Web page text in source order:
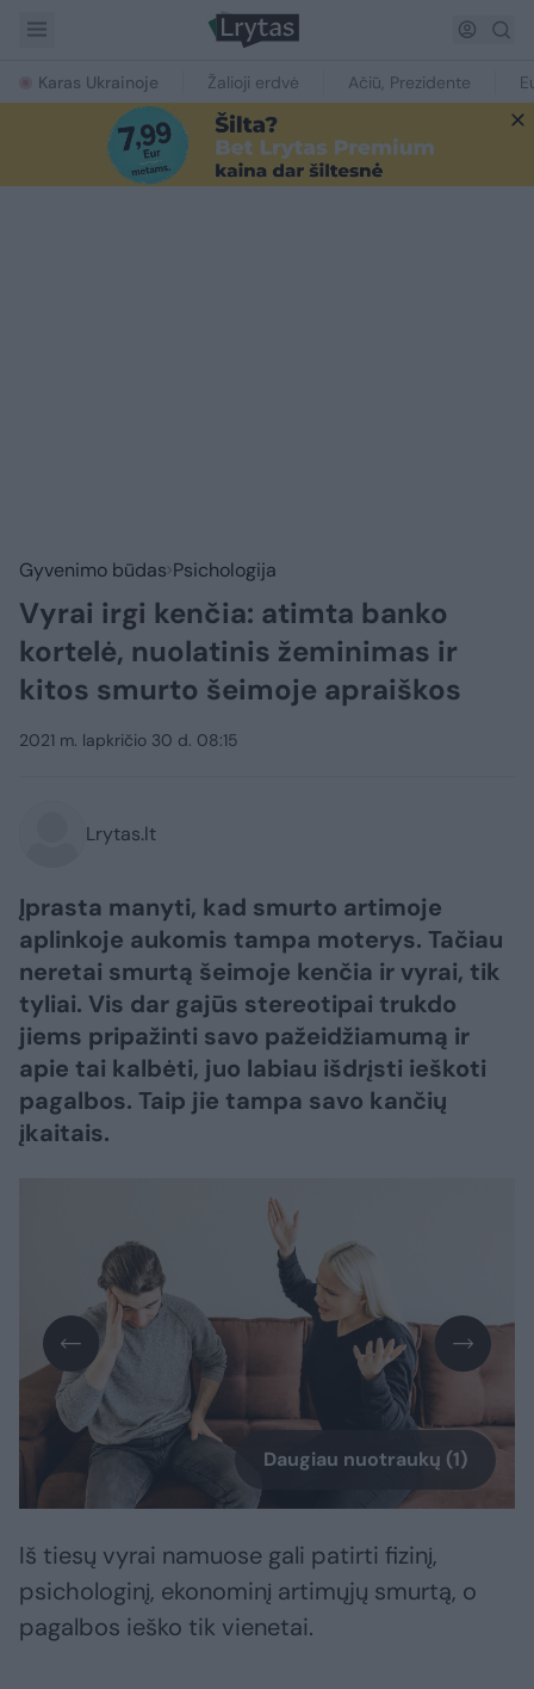
Karas Ukrainoje Žalioji erdvė Ačiū, Prezidente
Gyvenimo būdas Psichologija
Vyrai irgi kenčia: atimta banko
kortelė, nuolatinis žeminimas ir
kitos smurto šeimoje apraiškos
2021 m. lapkričio 30 d. 08:15
Lrytas.lt
Įprasta manyti, kad smurto artimoje
aplinkoje aukomis tampa moterys. Tačiau
neretai smurtą šeimoje kenčia ir vyrai, tik
tyliai. Vis dar gajūs stereotipai trukdo
jiems pripažinti savo pažeidžiamumą ir
apie tai kalbėti, juo labiau išdrįsti ieškoti
pagalbos. Taip jie tampa savo kančių
įkaitais.
Daugiau nuotraukų (1)
Iš tiesų vyrai namuose gali patirti fizinį,
psichologinį, ekonominį artimųjų smurtą, o
pagalbos ieško tik vienetai.